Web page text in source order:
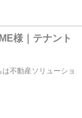
様｜テナント
不動産ソリューショ